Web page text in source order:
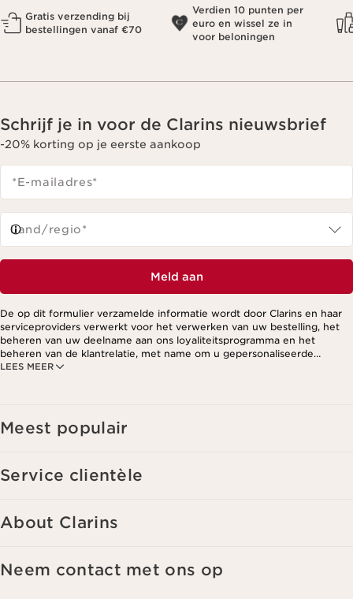
Gratis verzending bij
bestellingen vanaf €70
Verdien 10 punten per
euro en wissel ze in
voor beloningen
Schrijf je in voor de Clarins nieuwsbrief
-20% korting op je eerste aankoop
*E-mailadres*
Land/regio*
Meld aan
LEES MEER
De op dit formulier verzamelde informatie wordt door Clarins en haar
serviceproviders verwerkt voor het verwerken van uw bestelling, het
beheren van uw deelname aan ons loyaliteitsprogramma en het
beheren van de klantrelatie, met name om u gepersonaliseerde
aanbiedingen te kunnen sturen op basis van uw eerdere aankopen en
Meest populair
Service clientèle
About Clarins
Neem contact met ons op